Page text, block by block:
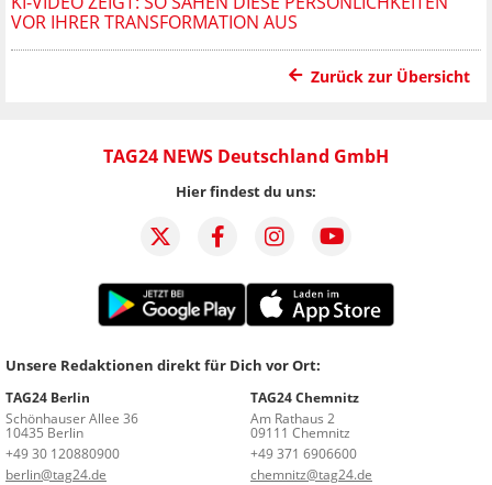
VOR IHRER TRANSFORMATION AUS
Zurück zur Übersicht
TAG24 NEWS Deutschland GmbH
Hier findest du uns:
Unsere Redaktionen direkt für Dich vor Ort:
TAG24 Berlin
Schönhauser Allee 36
10435 Berlin
+49 30 120880900
berlin@tag24.de
TAG24 Chemnitz
Am Rathaus 2
09111 Chemnitz
+49 371 6906600
chemnitz@tag24.de